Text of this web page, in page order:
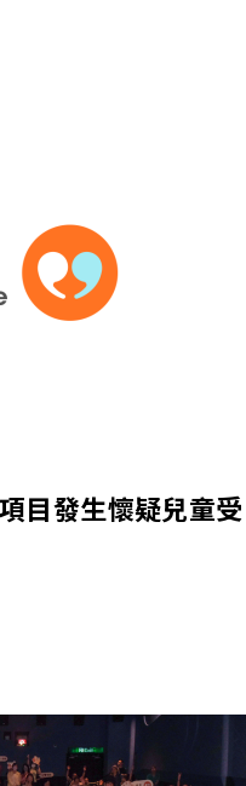
目發生懷疑兒童受